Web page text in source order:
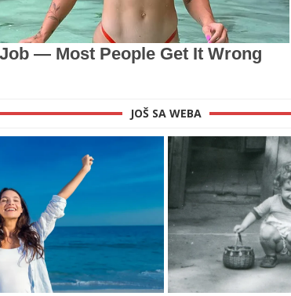
JOŠ SA WEBA